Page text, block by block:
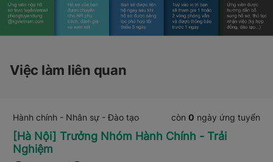
Việc làm liên quan
Hành chính - Nhân sự - Đào tạo còn 0 ngày ứng tuyển
[Hà Nội] Trưởng Nhóm Hành Chính - Trải
Nghiệm